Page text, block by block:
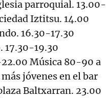
parroquial. 13.00-
Iztitsu. 14.00
16.30-17.30
17.30-19.30
Música 80-90 a
jóvenes en el bar
Baltxarran. 23.00